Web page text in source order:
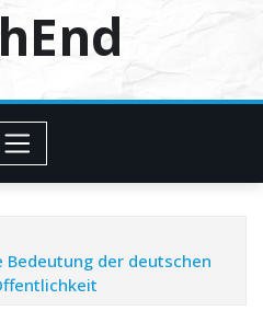
Bedeutung der deutschen